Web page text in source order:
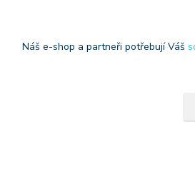
Platba kartou /
- bez souhlasu nelze používat
Náš e-shop a partneři potřebují Váš